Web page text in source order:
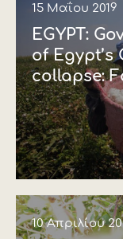
15 Μαΐου 2019
EGYPT:
of
collapse:
10 Απριλίου